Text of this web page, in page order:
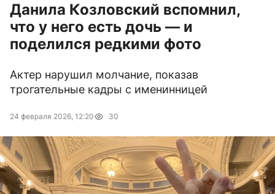
Данила Козловский вспомнил,
что у него есть дочь — и
поделился редкими фото
Актер нарушил молчание, показав
трогательные кадры с именинницей
24 февраля 2026, 12:20 30